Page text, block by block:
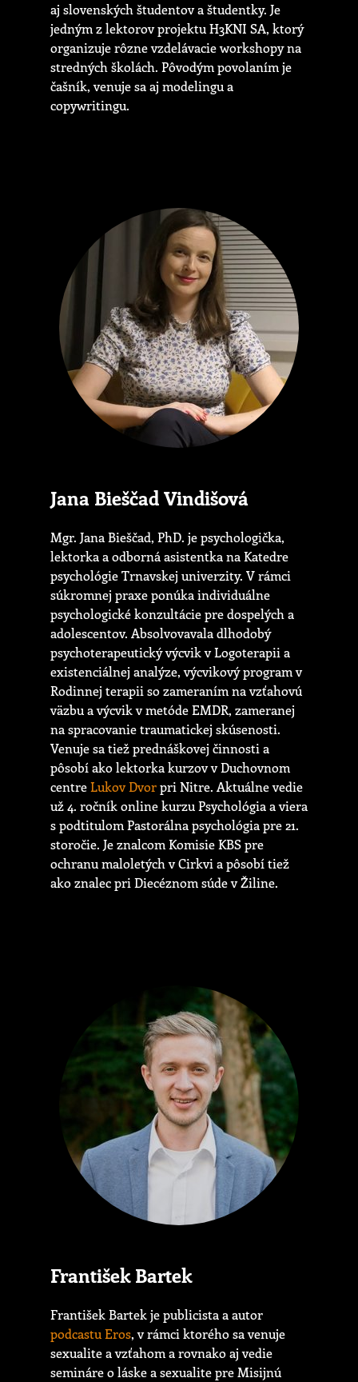
aj slovenských študentov a študentky. Je
jedným z lektorov projektu H3KNI SA, ktorý
organizuje rôzne vzdelávacie workshopy na
stredných školách. Pôvodým povolaním je
čašník, venuje sa aj modelingu a
copywritingu.
Jana Bieščad Vindišová
Mgr. Jana Bieščad, PhD. je psychologička,
lektorka a odborná asistentka na Katedre
psychológie Trnavskej univerzity. V rámci
súkromnej praxe ponúka individuálne
psychologické konzultácie pre dospelých a
adolescentov. Absolvovavala dlhodobý
psychoterapeutický výcvik v Logoterapii a
existenciálnej analýze, výcvikový program v
Rodinnej terapii so zameraním na vzťahovú
väzbu a výcvik v metóde EMDR, zameranej
na spracovanie traumatickej skúsenosti.
Venuje sa tiež prednáškovej činnosti a
pôsobí ako lektorka kurzov v Duchovnom
centreLukov Dvorpri Nitre. Aktuálne vedie
už 4. ročník online kurzu Psychológia a viera
s podtitulom Pastorálna psychológia pre 21.
storočie. Je znalcom Komisie KBS pre
ochranu maloletých v Cirkvi a pôsobí tiež
ako znalec pri Diecéznom súde v Žiline.
František Bartek
František Bartek je publicista a autor
podcastu Eros, v rámci ktorého sa venuje
sexualite a vzťahom a rovnako aj vedie
semináre o láske a sexualite pre Misijnú